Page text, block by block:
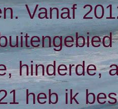
Vanaf
hinderde,
heb ik